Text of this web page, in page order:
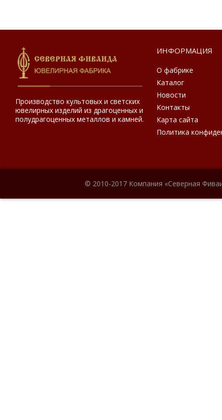
Производство культовых и светских
ювелирных изделий из драгоценных и
полудрагоценных металлов и камней.
ИНФОРМАЦИЯ
О фабрике
Каталог
Новости
Контакты
Карта сайта
Политика
© 2010-2017 Компания «Северная